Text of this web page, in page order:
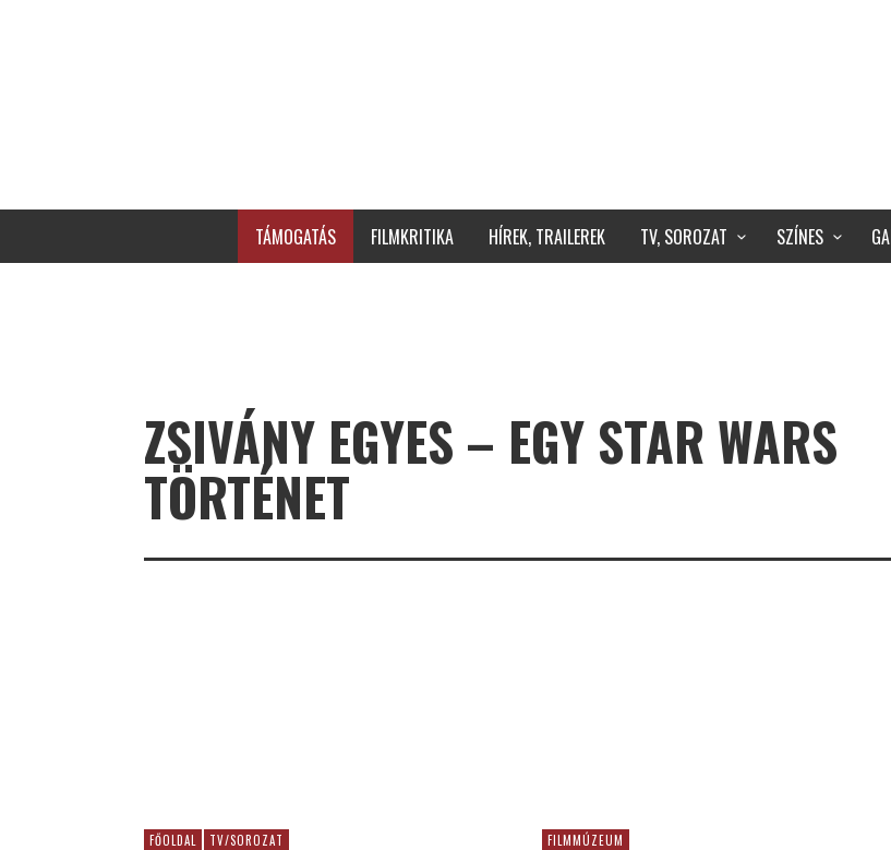
TÁMOGATÁS FILMKRITIKA HÍREK, TRAILEREK TV, SOROZAT SZÍNES
ZSIVÁNY EGYES – EGY STAR WARS
TÖRTÉNET
FŐOLDAL TV/SOROZAT FILMMÚZEUM